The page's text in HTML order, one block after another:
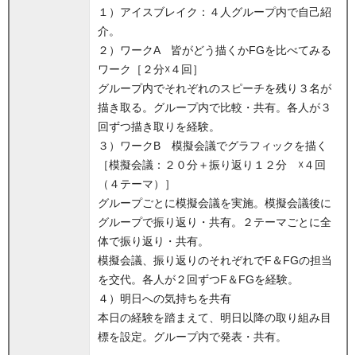
１）アイスブレイク：４人グループ内で自己紹
介。
２）ワークA 皆がどう描くかFGを比べてみる
ワーク［２分☓４回］
グループ内でそれぞれのスピーチを残り３名が
描き取る。グループ内で比較・共有。各人が３
回ずつ描き取りを経験。
３）ワークB 模擬会議でグラフィックを描く
［模擬会議：２０分＋振り返り１２分 ☓４回
（４テーマ）］
グループごとに模擬会議を実施。模擬会議後に
グループで振り返り・共有。２テーマごとに全
体で振り返り・共有。
模擬会議、振り返りのそれぞれでF＆FGの担当
を交代。各人が２回ずつF＆FGを経験。
４）明日への気持ちを共有
本日の経験を踏まえて、明日以降の取り組み目
標を設定。グループ内で発表・共有。